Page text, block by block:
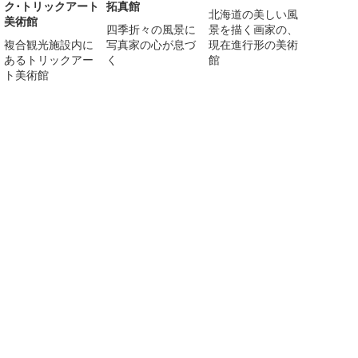
ク･トリックアート
美術館
複合観光施設内に
あるトリックアー
ト美術館
拓真館
四季折々の風景に
写真家の心が息づ
く
北海道の美しい風
景を描く画家の、
現在進行形の美術
館